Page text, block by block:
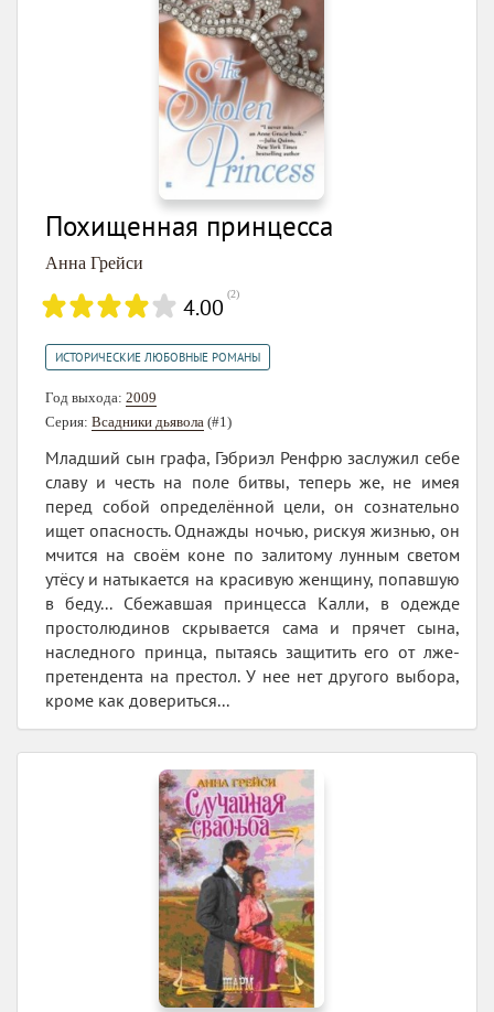
Похищенная принцесса
Анна Грейси
4.00 (2)
ИСТОРИЧЕСКИЕ ЛЮБОВНЫЕ РОМАНЫ
Год выхода: 2009
Серия: Всадники дьявола (#1)
Младший сын графа, Гэбриэл Ренфрю заслужил себе
славу и честь на поле битвы, теперь же, не имея
перед собой определённой цели, он сознательно
ищет опасность. Однажды ночью, рискуя жизнью, он
мчится на своём коне по залитому лунным светом
утёсу и натыкается на красивую женщину, попавшую
в беду... Сбежавшая принцесса Калли, в одежде
простолюдинов скрывается сама и прячет сына,
наследного принца, пытаясь защитить его от лже-
претендента на престол. У нее нет другого выбора,
кроме как довериться...